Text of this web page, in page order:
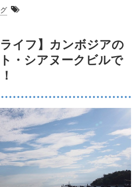
イフ】カンボジアの
・シアヌークビルで